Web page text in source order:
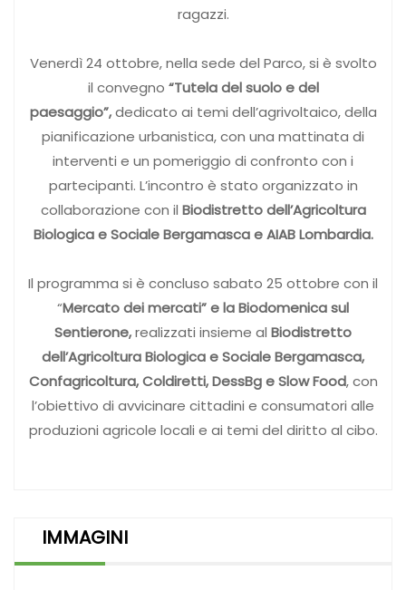
ragazzi.
Venerdì 24 ottobre, nella sede del Parco, si è svolto
il convegno “Tutela del suolo e del
paesaggio”,dedicato ai temi dell’agrivoltaico, della
pianificazione urbanistica, con una mattinata di
interventi e un pomeriggio di confronto con i
partecipanti. L’incontro è stato organizzato in
collaborazione con il Biodistretto dell’Agricoltura
Biologica e Sociale Bergamasca e AIAB Lombardia.
Il programma si è concluso sabato 25 ottobre con il
“Mercato dei mercati” e la Biodomenica sul
Sentierone,realizzati insieme al Biodistretto
dell’Agricoltura Biologica e Sociale Bergamasca,
Confagricoltura, Coldiretti, DessBg e Slow Food, con
l’obiettivo di avvicinare cittadini e consumatori alle
produzioni agricole locali e ai temi del diritto al cibo.
IMMAGINI